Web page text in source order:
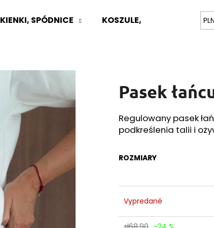
SPÓDNICE KOSZULE, BLUZKI PLN
Pasek
Regulowany pasek
podkreślenia talii i
ROZMIARY
Vypredané
SZUKAJ
Polecamy